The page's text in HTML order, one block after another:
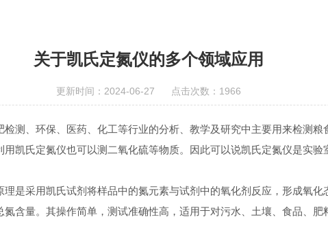
关于凯氏定氮仪的多个领域应用
更新时间：2024-06-27 点击次数：1966
、环保、医药、化工等行业的分析、教学及研究中主要用来检测粮
凯氏定氮仪也可以测二氧化硫等物质。因此可以说凯氏定氮仪是实验
采用凯氏试剂将样品中的氮元素与试剂中的氧化剂反应，形成氧化
含量。其操作简单，测试准确性高，适用于对污水、土壤、食品、肥